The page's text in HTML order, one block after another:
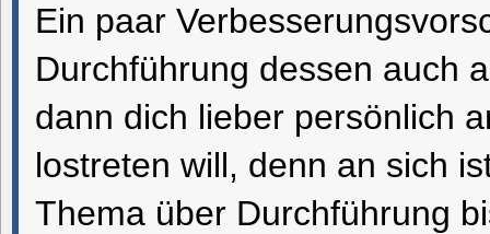
Ein paar
Durchführung dessen auch
dann dich lieber persönlich
lostreten will, denn an sich
Thema über Durchführung